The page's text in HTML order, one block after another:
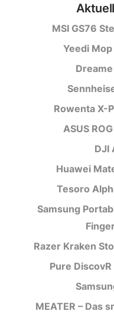
MSI GS76
Yeedi
Rowenta X-
ASUS
DJI
Huawei
Tesoro
Samsung
Razer Kraken
Pure
MEATER – Das